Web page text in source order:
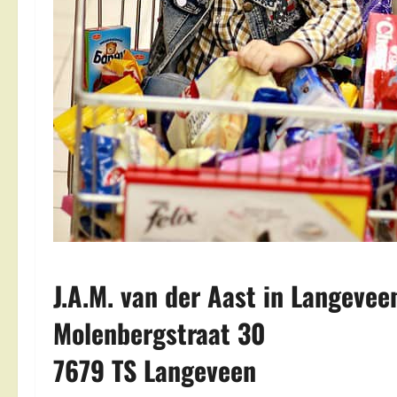
J.A.M. van der Aast in
Molenbergstraat 30
7679 TS Langeveen